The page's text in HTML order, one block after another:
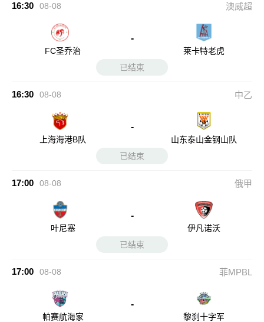
16:30 08-08 澳威超
FC圣乔治
-
莱卡特老虎
已结束
16:30 08-08 中乙
上海海港B队
-
山东泰山金钢山队
已结束
17:00 08-08 俄甲
叶尼塞
-
伊凡诺沃
已结束
17:00 08-08 菲MPBL
帕赛航海家
-
黎刹十字军